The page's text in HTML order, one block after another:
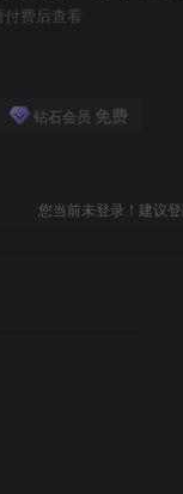
费后查看
钻石会员 免费
您当前未登录！建议